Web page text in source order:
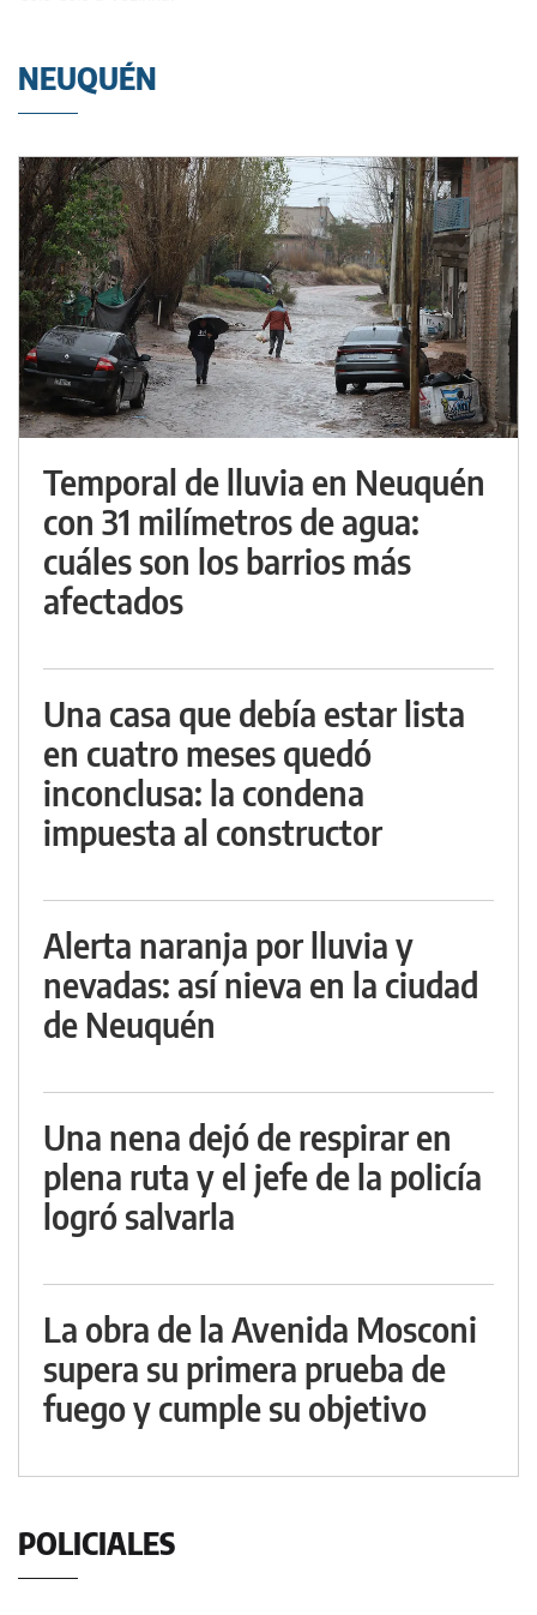
NEUQUÉN
Temporal de lluvia en Neuquén
con 31 milímetros de agua:
cuáles son los barrios más
afectados
Una casa que debía estar lista
en cuatro meses quedó
inconclusa: la condena
impuesta al constructor
Alerta naranja por lluvia y
nevadas: así nieva en la ciudad
de Neuquén
Una nena dejó de respirar en
plena ruta y el jefe de la policía
logró salvarla
La obra de la Avenida Mosconi
supera su primera prueba de
fuego y cumple su objetivo
POLICIALES